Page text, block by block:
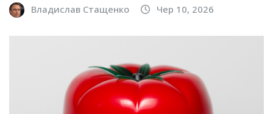
Владислав Стащенко Чер 10, 2026